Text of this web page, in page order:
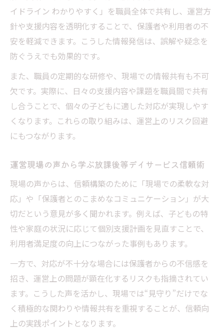
放課後等デイサービスに必要な最新法律知
識の習得
ガイドライン改正が放課後等デイサービス
へ与える影響
放課後等デイサービスの質向上と法令遵守
の関係性
保護者との信頼関係が社会的責任を支える
放課後等デイサービス運営で保護者信頼が
重要な理由
ービスの役割
放課後等デイサービスで実践する保護者支
援の工夫
保護者からの意見を活かした放課後等デイ
サービス運営
放課後等デイサービスの社会的責任を保護
者とともに考える
課題解決を通じた放課後等デイサービスの成長
戦略
放課後等デイサービス運営上の課題と社会
的責任
イドライン わかりやすく」を職員全体で共有し、運営方
針や支援内容を透明化することで、保護者や利用者の不
安を軽減できます。こうした情報発信は、誤解や疑念を
防ぐうえでも効果的です。
また、職員の定期的な研修や、現場での情報共有も不可
欠です。実際に、日々の支援内容や課題を職員間で共有
し合うことで、個々の子どもに適した対応が実現しやす
くなります。これらの取り組みは、運営上のリスク回避
にもつながります。
運営現場の声から学ぶ放課後等デイサービス信頼術
現場の声からは、信頼構築のために「現場での柔軟な対
応」や「保護者とのこまめなコミュニケーション」が大
切だという意見が多く聞かれます。例えば、子どもの特
性や家庭の状況に応じて個別支援計画を見直すことで、
利用者満足度の向上につながった事例もあります。
一方で、対応が不十分な場合には保護者からの不信感を
招き、運営上の問題が顕在化するリスクも指摘されてい
ます。こうした声を活かし、現場では“見守り”だけでな
く積極的な関わりや情報共有を重視することが、信頼向
上の実践ポイントとなります。